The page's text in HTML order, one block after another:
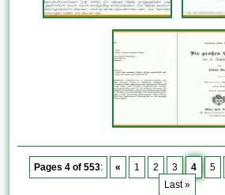
Pages 4 of 553: « 1 2 3 4 5
Last »